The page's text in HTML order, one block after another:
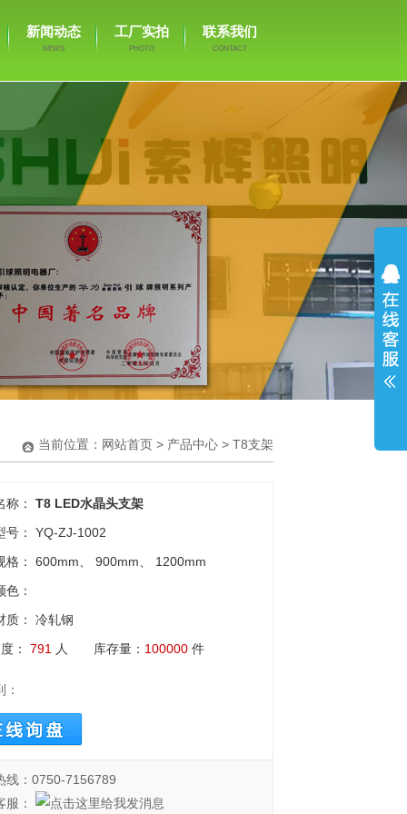
新闻动态
NEWS
工厂实拍
PHOTO
联系我们
CONTACT
当前位置： 网站首页 > 产品中心 > T8支架
称： T8 LED水晶头支架
号： YQ-ZJ-1002
格： 600mm、 900mm、 1200mm
色：
质： 冷轧钢
： 791 人 库存量： 100000 件
线：0750-7156789
服：